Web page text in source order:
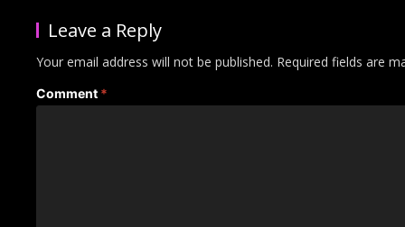
Leave a Reply
Your email address will not be published. Required fields are
Comment *